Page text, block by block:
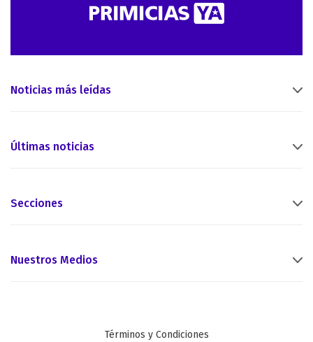
Noticias más leídas
Últimas noticias
Secciones
Nuestros Medios
Términos y Condiciones